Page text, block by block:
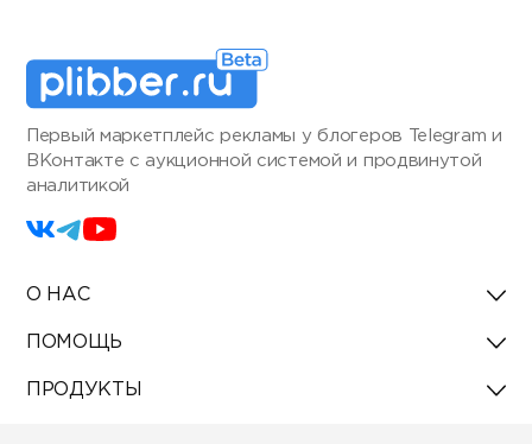
Первый маркетплейс рекламы у блогеров Telegram и
ВКонтакте с аукционной системой и продвинутой
аналитикой
О НАС
ПОМОЩЬ
ПРОДУКТЫ